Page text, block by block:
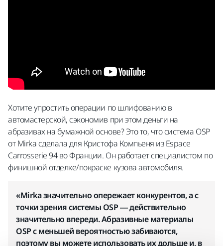
Хотите упростить операции по шлифованию в
автомастерской, сэкономив при этом деньги на
абразивах на бумажной основе? Это то, что система OSP
от Mirka сделала для Кристофа Компьеня из Espace
Carrosserie 94 во Франции. Он работает специалистом по
финишной отделке/покраске кузова автомобиля.
«Mirka значительно опережает конкурентов, а с
точки зрения системы OSP — действительно
значительно впереди. Абразивные материалы
OSP с меньшей вероятностью забиваются,
поэтому вы можете использовать их дольше и, в